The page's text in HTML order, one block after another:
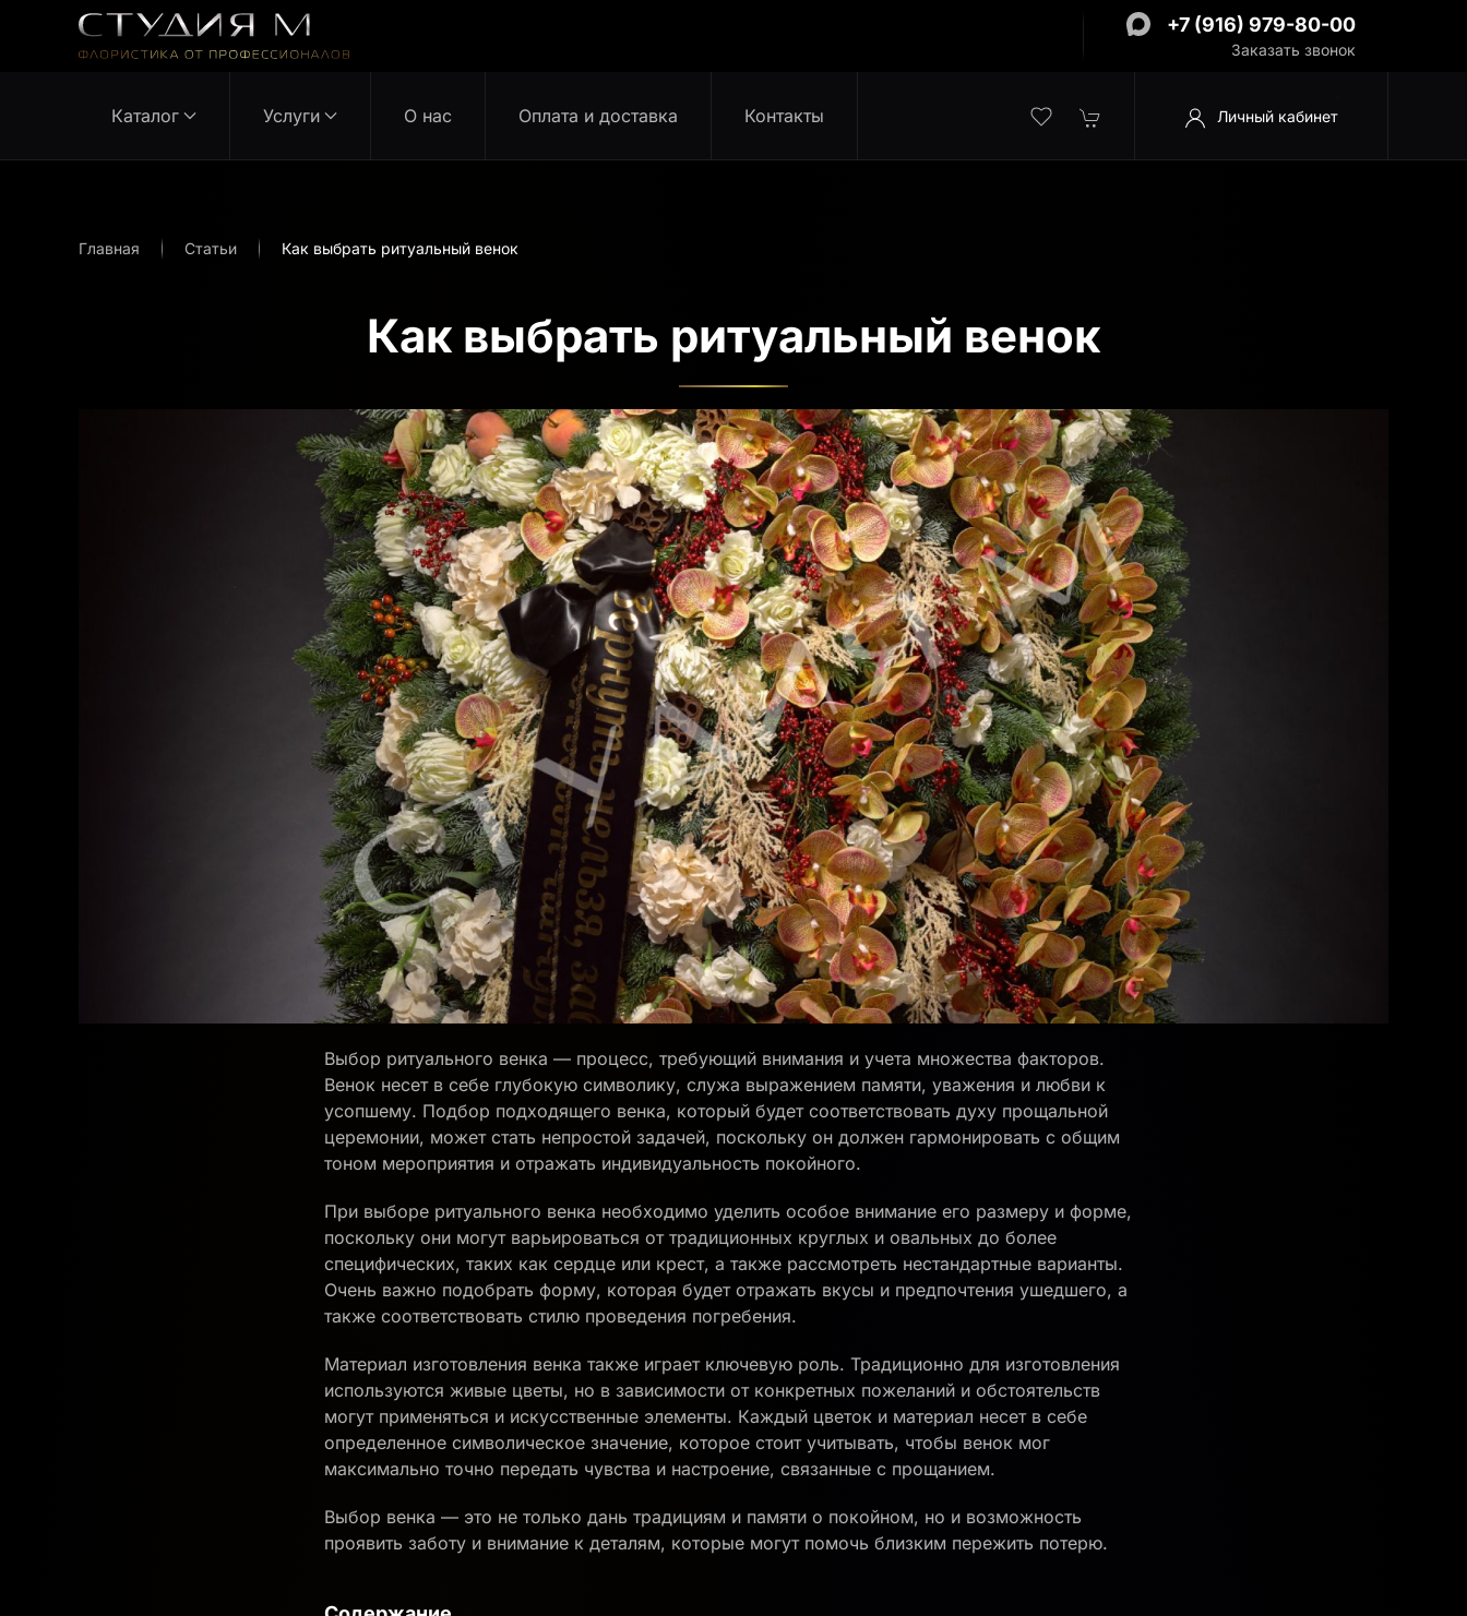
Перейти к содержимому
+7 (916) 979-80-00
Заказать звонок
Каталог Услуги О нас Оплата и доставка Контакты Личный кабинет
Главная Статьи Как выбрать ритуальный венок
Как выбрать ритуальный венок
Выбор ритуального венка — процесс, требующий внимания и учета множества факторов.
Венок несет в себе глубокую символику, служа выражением памяти, уважения и любви к
усопшему. Подбор подходящего венка, который будет соответствовать духу прощальной
церемонии, может стать непростой задачей, поскольку он должен гармонировать с общим
тоном мероприятия и отражать индивидуальность покойного.
При выборе ритуального венка необходимо уделить особое внимание его размеру и форме,
поскольку они могут варьироваться от традиционных круглых и овальных до более
специфических, таких как сердце или крест, а также рассмотреть нестандартные варианты.
Очень важно подобрать форму, которая будет отражать вкусы и предпочтения ушедшего, а
также соответствовать стилю проведения погребения.
Материал изготовления венка также играет ключевую роль. Традиционно для изготовления
используются живые цветы, но в зависимости от конкретных пожеланий и обстоятельств
могут применяться и искусственные элементы. Каждый цветок и материал несет в себе
определенное символическое значение, которое стоит учитывать, чтобы венок мог
максимально точно передать чувства и настроение, связанные с прощанием.
Выбор венка — это не только дань традициям и памяти о покойном, но и возможность
проявить заботу и внимание к деталям, которые могут помочь близким пережить потерю.